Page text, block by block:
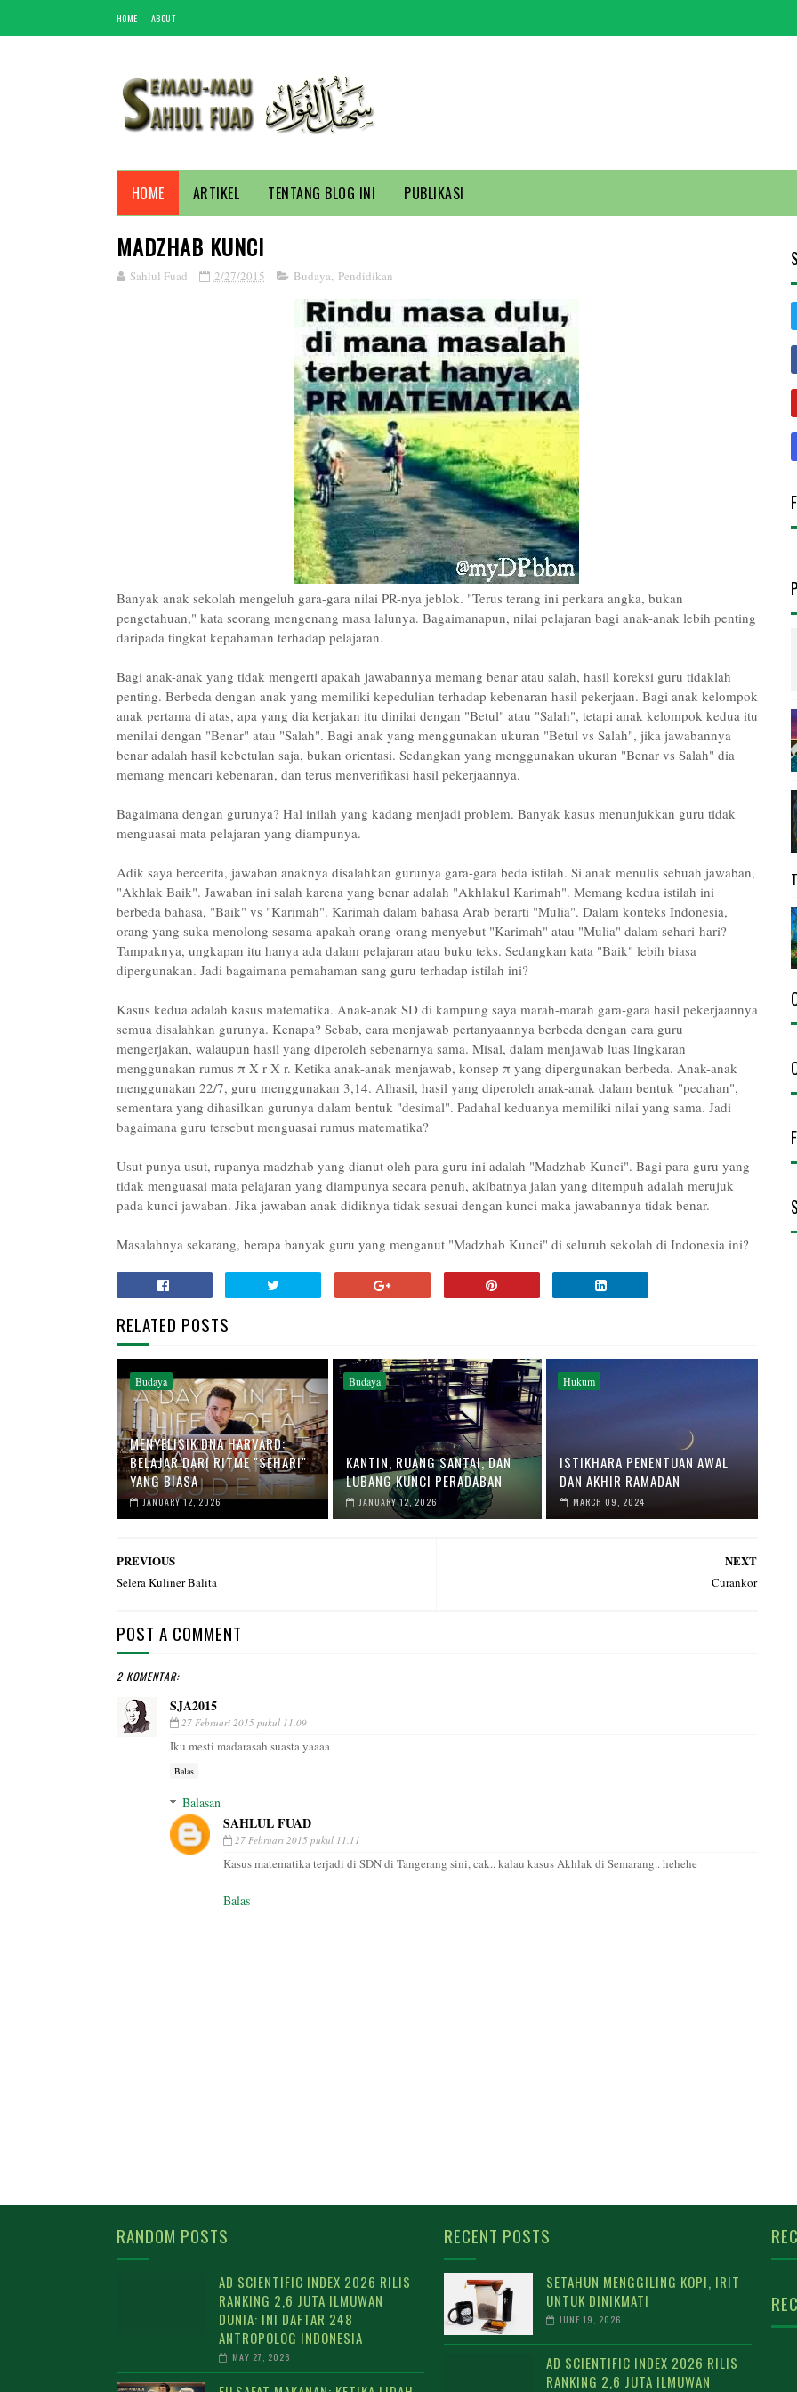
HOME ABOUT
HOME ARTIKEL TENTANG BLOG INI PUBLIKASI
MADZHAB KUNCI
Sahlul Fuad 2/27/2015 Budaya, Pendidikan
Banyak anak sekolah mengeluh gara-gara nilai PR-nya jeblok. "Terus terang ini perkara angka, bukan
pengetahuan," kata seorang mengenang masa lalunya. Bagaimanapun, nilai pelajaran bagi anak-anak lebih penting
daripada tingkat kepahaman terhadap pelajaran.
Bagi anak-anak yang tidak mengerti apakah jawabannya memang benar atau salah, hasil koreksi guru tidaklah
penting. Berbeda dengan anak yang memiliki kepedulian terhadap kebenaran hasil pekerjaan. Bagi anak kelompok
anak pertama di atas, apa yang dia kerjakan itu dinilai dengan "Betul" atau "Salah", tetapi anak kelompok kedua itu
menilai dengan "Benar" atau "Salah". Bagi anak yang menggunakan ukuran "Betul vs Salah", jika jawabannya
benar adalah hasil kebetulan saja, bukan orientasi. Sedangkan yang menggunakan ukuran "Benar vs Salah" dia
memang mencari kebenaran, dan terus menverifikasi hasil pekerjaannya.
Bagaimana dengan gurunya? Hal inilah yang kadang menjadi problem. Banyak kasus menunjukkan guru tidak
menguasai mata pelajaran yang diampunya.
Adik saya bercerita, jawaban anaknya disalahkan gurunya gara-gara beda istilah. Si anak menulis sebuah jawaban,
"Akhlak Baik". Jawaban ini salah karena yang benar adalah "Akhlakul Karimah". Memang kedua istilah ini
berbeda bahasa, "Baik" vs "Karimah". Karimah dalam bahasa Arab berarti "Mulia". Dalam konteks Indonesia,
orang yang suka menolong sesama apakah orang-orang menyebut "Karimah" atau "Mulia" dalam sehari-hari?
Tampaknya, ungkapan itu hanya ada dalam pelajaran atau buku teks. Sedangkan kata "Baik" lebih biasa
dipergunakan. Jadi bagaimana pemahaman sang guru terhadap istilah ini?
Kasus kedua adalah kasus matematika. Anak-anak SD di kampung saya marah-marah gara-gara hasil pekerjaannya
semua disalahkan gurunya. Kenapa? Sebab, cara menjawab pertanyaannya berbeda dengan cara guru
mengerjakan, walaupun hasil yang diperoleh sebenarnya sama. Misal, dalam menjawab luas lingkaran
menggunakan rumus π X r X r. Ketika anak-anak menjawab, konsep π yang dipergunakan berbeda. Anak-anak
menggunakan 22/7, guru menggunakan 3,14. Alhasil, hasil yang diperoleh anak-anak dalam bentuk "pecahan",
sementara yang dihasilkan gurunya dalam bentuk "desimal". Padahal keduanya memiliki nilai yang sama. Jadi
bagaimana guru tersebut menguasai rumus matematika?
Usut punya usut, rupanya madzhab yang dianut oleh para guru ini adalah "Madzhab Kunci". Bagi para guru yang
tidak menguasai mata pelajaran yang diampunya secara penuh, akibatnya jalan yang ditempuh adalah merujuk
pada kunci jawaban. Jika jawaban anak didiknya tidak sesuai dengan kunci maka jawabannya tidak benar.
Masalahnya sekarang, berapa banyak guru yang menganut "Madzhab Kunci" di seluruh sekolah di Indonesia ini?
RELATED POSTS
Budaya
MENYELISIK DNA HARVARD:
BELAJAR DARI RITME "SEHARI"
YANG BIASA
JANUARY 12, 2026
Budaya
KANTIN, RUANG SANTAI, DAN
LUBANG KUNCI PERADABAN
JANUARY 12, 2026
Hukum
ISTIKHARA PENENTUAN AWAL
DAN AKHIR RAMADAN
MARCH 09, 2024
NEXT
Curankor
PREVIOUS
Selera Kuliner Balita
POST A COMMENT
2 KOMENTAR:
SJA2015
27 Februari 2015 pukul 11.09
Iku mesti madarasah suasta yaaaa
Balas
Balasan
SAHLUL FUAD
27 Februari 2015 pukul 11.11
Kasus matematika terjadi di SDN di Tangerang sini, cak.. kalau kasus Akhlak di Semarang.. hehehe
Balas
RANDOM POSTS
AD SCIENTIFIC INDEX 2026 RILIS
RANKING 2,6 JUTA ILMUWAN
DUNIA: INI DAFTAR 248
ANTROPOLOG INDONESIA
MAY 27, 2026
RECENT POSTS
SETAHUN MENGGILING KOPI, IRIT
UNTUK DINIKMATI
JUNE 19, 2026
AD SCIENTIFIC INDEX 2026 RILIS
RANKING 2,6 JUTA ILMUWAN